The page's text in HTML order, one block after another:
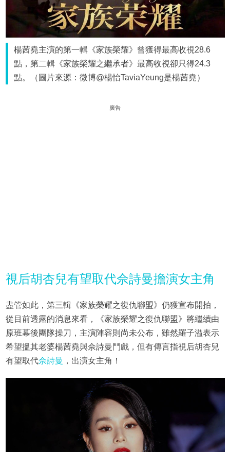
楊茜堯主演的第一輯《家族榮耀》曾獲得最高收視28.6
點，第二輯《家族榮耀之繼承者》最高收視卻只得24.3
點。（圖片來源：微博@楊怡TaviaYeung是楊茜堯）
廣告
視后胡杏兒有望取代佘詩曼擔演女主角
盡管如此，第三輯《家族榮耀之復仇聯盟》仍獲宣布開拍，
從目前透露的消息來看，《家族榮耀之復仇聯盟》將繼續由
原班幕後團隊操刀，主演陣容則尚未公布，雖然羅子溢表示
希望搵其老婆楊茜堯與佘詩曼鬥戲，但有傳言指視后胡杏兒
有望取代佘詩曼 ，出演女主角！